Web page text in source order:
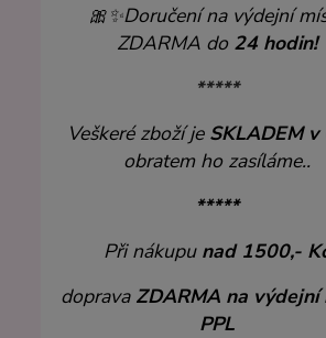
🎀✨Doručení na výdejní
ZDARMA do 24 hodin!
*****
Veškeré zboží je SKLADEM v
obratem ho zasíláme..
*****
Při nákupu nad 1500,-
doprava ZDARMA na výdejní
PPL